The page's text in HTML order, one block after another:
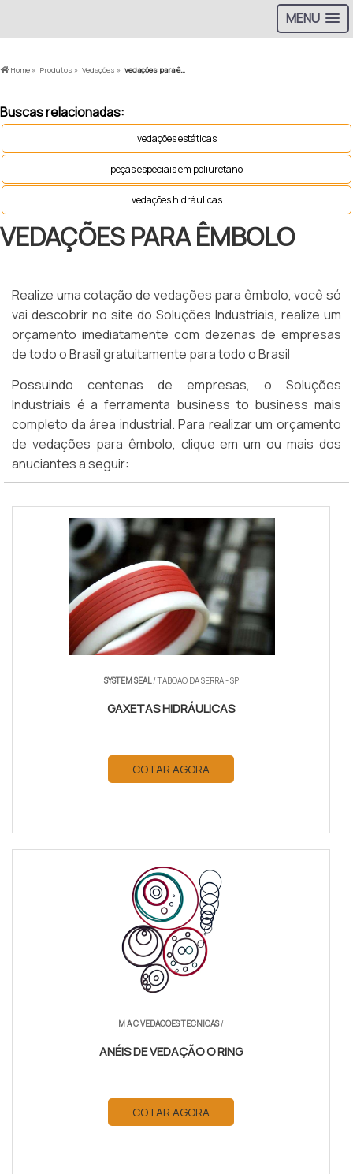
MENU
Home » Produtos » Vedações » vedações para êmbolo
Buscas relacionadas:
vedações estáticas
peças especiais em poliuretano
vedações hidráulicas
VEDAÇÕES PARA ÊMBOLO
Realize uma cotação de vedações para êmbolo, você só
vai descobrir no site do Soluções Industriais, realize um
orçamento imediatamente com dezenas de empresas
de todo o Brasil gratuitamente para todo o Brasil
Possuindo centenas de empresas, o Soluções
Industriais é a ferramenta business to business mais
completo da área industrial. Para realizar um orçamento
de vedações para êmbolo, clique em um ou mais dos
anuciantes a seguir:
SYSTEM SEAL/ TABOÃO DA SERRA - SP
GAXETAS HIDRÁULICAS
COTAR AGORA
M A C VEDACOES TECNICAS/
ANÉIS DE VEDAÇÃO O RING
COTAR AGORA